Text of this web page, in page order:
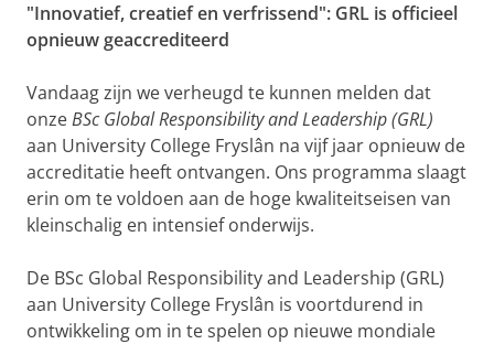
"Innovatief, creatief en verfrissend": GRL is officieel
opnieuw geaccrediteerd
Vandaag zijn we verheugd te kunnen melden dat
onzeBSc Global Responsibility and Leadership (GRL)
aan University College Fryslân na vijf jaar opnieuw de
accreditatie heeft ontvangen. Ons programma slaagt
erin om te voldoen aan de hoge kwaliteitseisen van
kleinschalig en intensief onderwijs.
De BSc Global Responsibility and Leadership (GRL)
aan University College Fryslân is voortdurend in
ontwikkeling om in te spelen op nieuwe mondiale